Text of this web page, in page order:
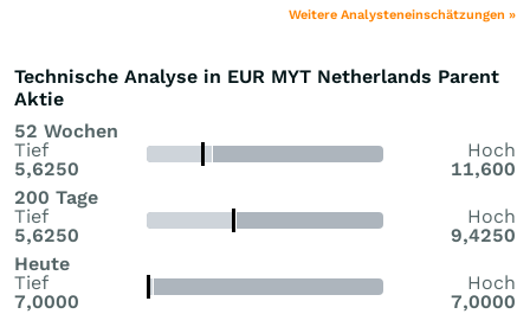
Weitere Analysteneinschätzungen »
Technische Analyse in EUR MYT Netherlands Parent
Aktie
52 Wochen
Tief
5,6250
Hoch
11,600
200 Tage
Tief
5,6250
Hoch
9,4250
Heute
Tief
7,0000
Hoch
7,0000